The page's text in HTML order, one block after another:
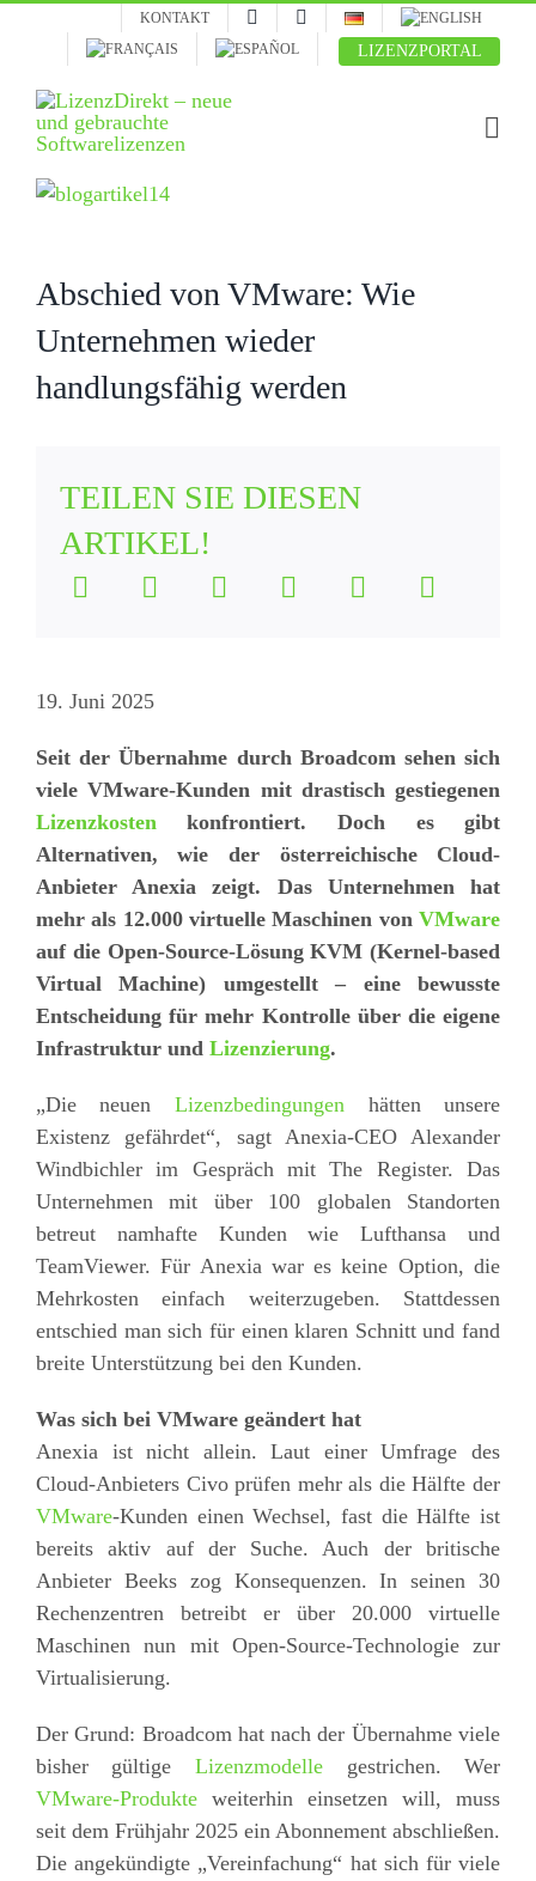
KONTAKT
LIZENZPORTAL
Zeige
Abschied von VMware: Wie
Unternehmen wieder
handlungsfähig werden
TEILEN SIE DIESEN
ARTIKEL!
19. Juni 2025
Seit der Übernahme durch Broadcom sehen sich
viele VMware-Kunden mit drastisch gestiegenen
Lizenzkosten konfrontiert. Doch es gibt
Alternativen, wie der österreichische Cloud-
Anbieter Anexia zeigt. Das Unternehmen hat
mehr als 12.000 virtuelle Maschinen von VMware
auf die Open-Source-Lösung KVM (Kernel-based
Virtual Machine) umgestellt – eine bewusste
Entscheidung für mehr Kontrolle über die eigene
Infrastruktur und Lizenzierung.
„Die neuen Lizenzbedingungen hätten unsere
Existenz gefährdet“, sagt Anexia-CEO Alexander
Windbichler im Gespräch mit The Register. Das
Unternehmen mit über 100 globalen Standorten
betreut namhafte Kunden wie Lufthansa und
TeamViewer. Für Anexia war es keine Option, die
Mehrkosten einfach weiterzugeben. Stattdessen
entschied man sich für einen klaren Schnitt und fand
breite Unterstützung bei den Kunden.
Was sich bei VMware geändert hat
Anexia ist nicht allein. Laut einer Umfrage des
Cloud-Anbieters Civo prüfen mehr als die Hälfte der
VMware-Kunden einen Wechsel, fast die Hälfte ist
bereits aktiv auf der Suche. Auch der britische
Anbieter Beeks zog Konsequenzen. In seinen 30
Rechenzentren betreibt er über 20.000 virtuelle
Maschinen nun mit Open-Source-Technologie zur
Virtualisierung.
Der Grund: Broadcom hat nach der Übernahme viele
bisher gültige Lizenzmodelle gestrichen. Wer
VMware-Produkteweiterhin einsetzen will, muss
seit dem Frühjahr 2025 ein Abonnement abschließen.
Die angekündigte „Vereinfachung“ hat sich für viele